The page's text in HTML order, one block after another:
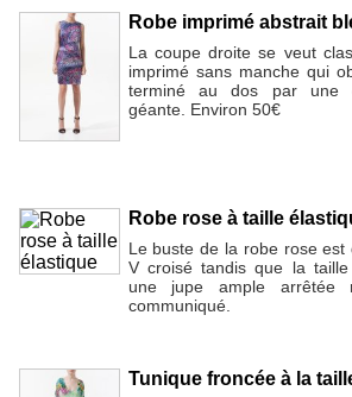
Robe imprimé abstrait
La coupe droite se veut
imprimé sans manche qui
terminé au dos par une
géante. Environ 50€
Robe rose à taille
Le buste de la robe rose est
V croisé tandis que la
une jupe ample arrêtée
communiqué.
Tunique froncée à la